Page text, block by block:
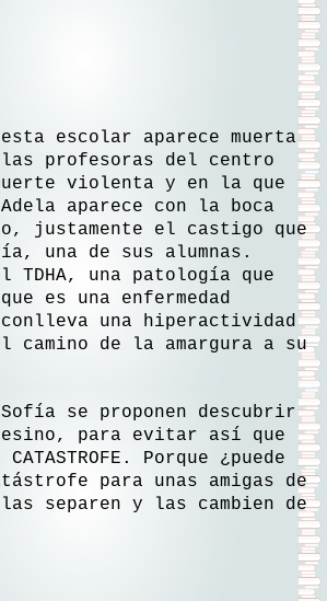
escolar aparece muerta
profesoras del centro
violenta y en la que
aparece con la boca
justamente el castigo que
una de sus alumnas.
TDHA, una patología que
es una enfermedad
una hiperactividad
camino de la amargura a su
se proponen descubrir
para evitar así que
Porque ¿puede
para unas amigas de
las separen y las cambien de